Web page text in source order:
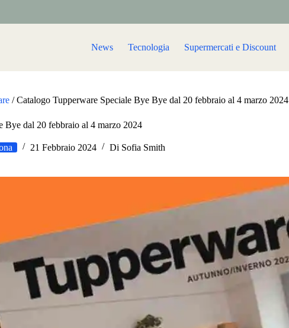
News Tecnologia Supermercati e Discount
/Catalogo Tupperware Speciale Bye Bye dal 20 febbraio al 4 marzo 2024
Bye dal 20 febbraio al 4 marzo 2024
21 Febbraio 2024 Di Sofia Smith